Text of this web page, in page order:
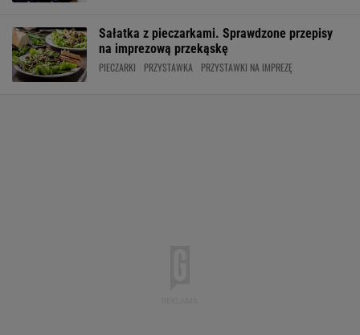
Sałatka z pieczarkami. Sprawdzone przepisy
na imprezową przekąskę
PIECZARKI PRZYSTAWKA PRZYSTAWKI NA IMPREZĘ